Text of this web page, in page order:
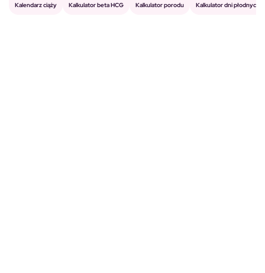
Kalendarz ciąży Kalkulator beta HCG Kalkulator porodu Kalkulator dni płodnych